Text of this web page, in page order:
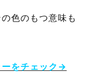
色のもつ意味も
ーをチェック→